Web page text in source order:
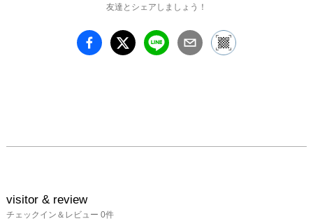
友達とシェアしましょう！
visitor & review
チェックイン＆レビュー 0件